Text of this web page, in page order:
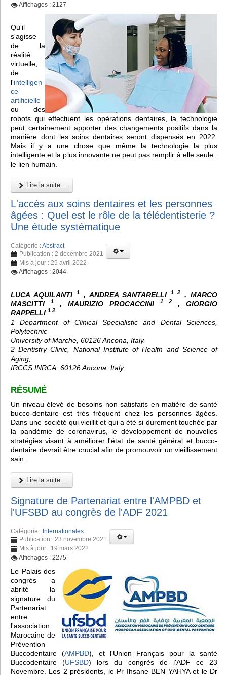
Affichages : 2127
Qu'il
s'agisse
de la
réalité
virtuelle,
de
l'intelligen
ce
artificielle
ou des
robots qui effectuent les opérations dentaires, la technologie
peut certainement apporter des changements positifs dans la
manière dont les soins dentaires seront dispensés en 2022.
Mais il y a une chose que même la technologie la plus
intelligente et la plus innovante ne peut pas remplir à elle seule :
le lien humain.
Lire la suite...
L'accès aux soins dentaires et les personnes
âgées : Quel est le rôle de la télédentisterie ?
Une étude systématique
Catégorie :Abstract
Publication : 2 décembre 2021
Mis à jour : 29 avril 2022
Affichages : 2044
LUCA AQUILANTI 1, ANDREA SANTARELLI1 2
, MARCO
MASCITTI
1 , MAURIZIO PROCACCINI 1 2
, GIORGIO
RAPPELLI 1 2
1 Department of Clinical Specialistic and Dental Sciences,
Polytechnic
University of Marche, 60126 Ancona, Italy.
2 Dentistry Clinic, National Institute of Health and Science of
Aging,
IRCCS INRCA, 60126 Ancona, Italy.
RÉSUMÉ
Un niveau élevé de besoins non satisfaits en matière de santé
bucco-dentaire est très fréquent chez les personnes âgées.
Dans une société qui vieillit et qui a été si durement touchée par
la pandémie de coronavirus, le développement de nouvelles
stratégies visant à améliorer l'état de santé général et bucco-
dentaire devrait être crucial afin de promouvoir un vieillissement
sain.
Lire la suite...
Signature de Partenariat entre l'AMPBD et
l'UFSBD au congrès de l'ADF 2021
Catégorie : Internationales
Publication : 23 novembre 2021
Mis à jour : 19 mars 2022
Affichages : 2275
Le Palais des
congrès a
abrité la
signature du
Partenariat
entre
l'association
Marocaine de
Prévention
Buccodentaire (AMPBD), et l'Union Français pour la santé
Buccodentaire (UFSBD) lors du congrès de l'ADF ce 23
Novembre. Les 2 présidents, le Pr Ihsane BEN YAHYA et le Dr